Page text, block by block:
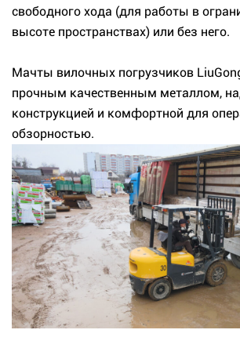
свободного хода (для работы в
высоте пространствах) или без него.
Мачты вилочных погрузчиков
прочным качественным металлом,
конструкцией и комфортной для
обзорностью.